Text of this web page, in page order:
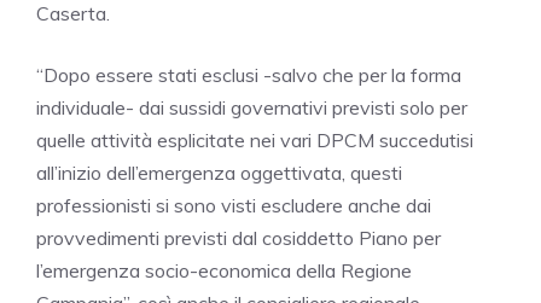
Caserta.
“Dopo essere stati esclusi -salvo che per la forma
individuale- dai sussidi governativi previsti solo per
quelle attività esplicitate nei vari DPCM succedutisi
all’inizio dell’emergenza oggettivata, questi
professionisti si sono visti escludere anche dai
provvedimenti previsti dal cosiddetto Piano per
l’emergenza socio-economica della Regione